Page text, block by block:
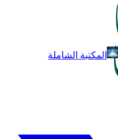
المكتبة الشاملة